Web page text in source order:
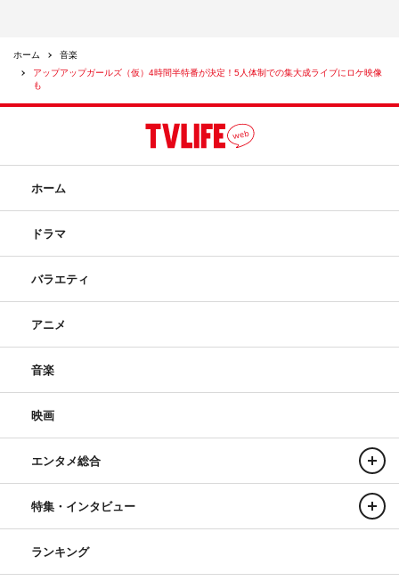
ホーム
音楽
アップアップガールズ（仮）4時間半特番が決定！5人体制での集大成ライブにロケ映像
も
ホーム
ドラマ
バラエティ
アニメ
音楽
映画
エンタメ総合
特集・インタビュー
ランキング